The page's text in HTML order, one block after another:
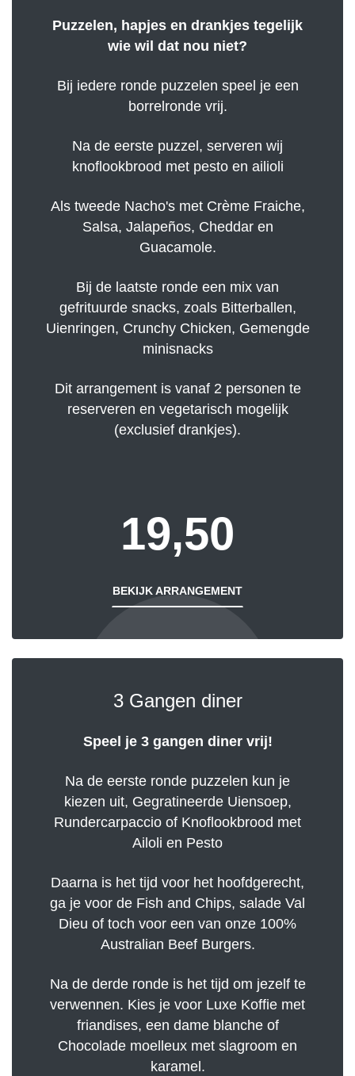
Puzzelen, hapjes en drankjes tegelijk
wie wil dat nou niet?
Bij iedere ronde puzzelen speel je een
borrelronde vrij.
Na de eerste puzzel, serveren wij
knoflookbrood met pesto en ailioli
Als tweede Nacho's met Crème Fraiche,
Salsa, Jalapeños, Cheddar en
Guacamole.
Bij de laatste ronde een mix van
gefrituurde snacks, zoals Bitterballen,
Uienringen, Crunchy Chicken, Gemengde
minisnacks
Dit arrangement is vanaf 2 personen te
reserveren en vegetarisch mogelijk
(exclusief drankjes).
19,50
BEKIJK ARRANGEMENT
3 Gangen diner
Speel je 3 gangen diner vrij!
Na de eerste ronde puzzelen kun je
kiezen uit, Gegratineerde Uiensoep,
Rundercarpaccio of Knoflookbrood met
Ailoli en Pesto
Daarna is het tijd voor het hoofdgerecht,
ga je voor de Fish and Chips, salade Val
Dieu of toch voor een van onze 100%
Australian Beef Burgers.
Na de derde ronde is het tijd om jezelf te
verwennen. Kies je voor Luxe Koffie met
friandises, een dame blanche of
Chocolade moelleux met slagroom en
karamel.